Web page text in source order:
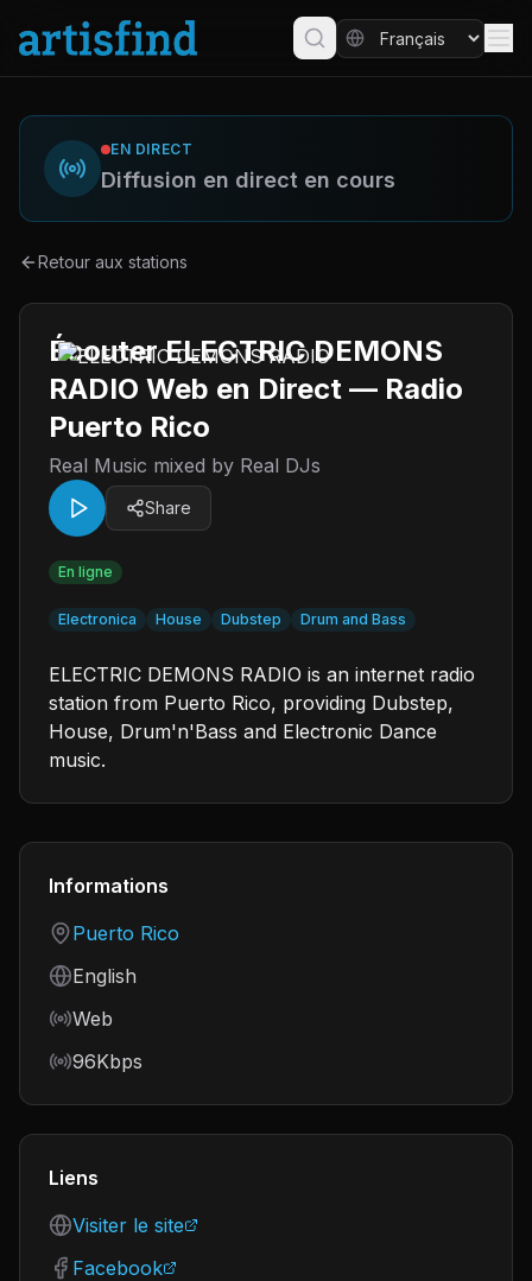
EN DIRECT
Diffusion en direct en cours
Retour aux stations
Écouter ELECTRIC DEMONS
RADIO Web en Direct — Radio
Puerto Rico
Real Music mixed by Real DJs
Share
En ligne
Electronica House Dubstep Drum and Bass
ELECTRIC DEMONS RADIO is an internet radio
station from Puerto Rico, providing Dubstep,
House, Drum'n'Bass and Electronic Dance
music.
Informations
Country
Puerto Rico
Language
English
Frequency
Web
Bitrate
96Kbps
Liens
Visiter le site
Facebook